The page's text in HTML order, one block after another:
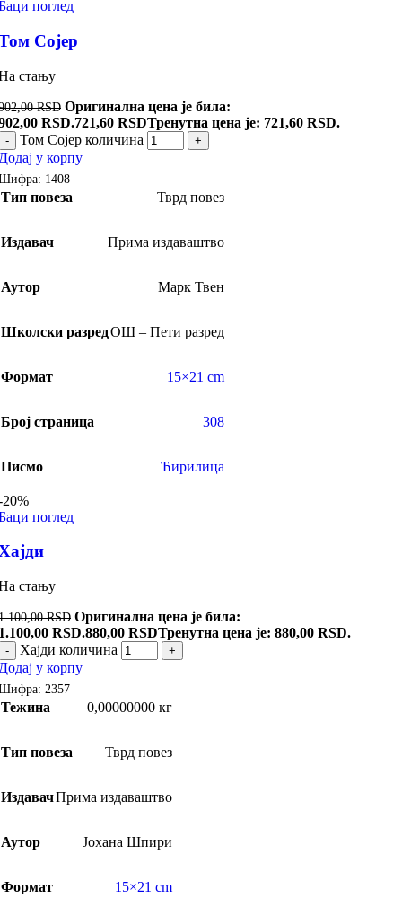
поглед
Сојер
стању
RSD Оригинална цена је била:
RSD.721,60 RSDТренутна цена је: 721,60 RSD.
- Том Сојер количина +
у корпу
1408
Тип повеза Тврд повез
Издавач Прима издаваштво
Аутор Марк Твен
Школски разредОШ – Пети разред
Формат 15×21 cm
Број страница 308
Писмо Ћирилица
20%
поглед
стању
RSD Оригинална цена је била:
RSD.880,00 RSDТренутна цена је: 880,00 RSD.
- Хајди количина +
у корпу
2357
Тежина 0,00000000 кг
Тип повеза Тврд повез
ИздавачПрима издаваштво
Аутор Јохана Шпири
Формат 15×21 cm